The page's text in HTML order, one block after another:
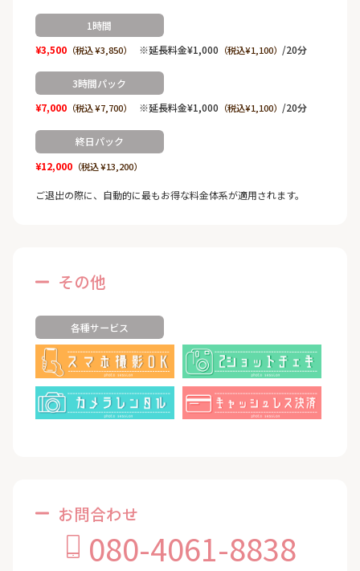
1時間
¥3,500（税込 ¥3,850） ※延長料金¥1,000 （税込¥1,100） /20分
3時間パック
¥7,000（税込 ¥7,700） ※延長料金¥1,000 （税込¥1,100） /20分
終日パック
¥12,000（税込 ¥13,200）
ご退出の際に、自動的に最もお得な料金体系が適用されます。
その他
各種サービス
お問合わせ
080-4061-8838